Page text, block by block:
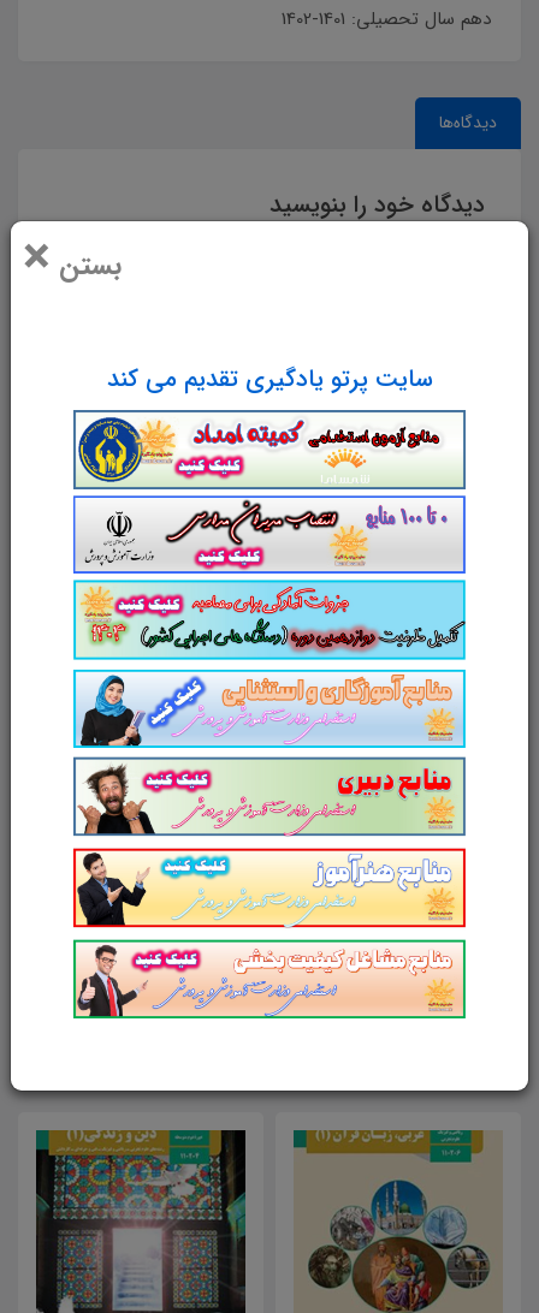
بستن ×
سایت پرتو یادگیری تقدیم می کند
دهم سال تحصیلی: 1401-1402
دیدگاه‌ها
دیدگاه خود را بنویسید
نام و نام خانوادگی
پست الکترونیک
آدرس وب‌سایت
امتیاز شما به محصول
ارسال دیدگاه انصراف